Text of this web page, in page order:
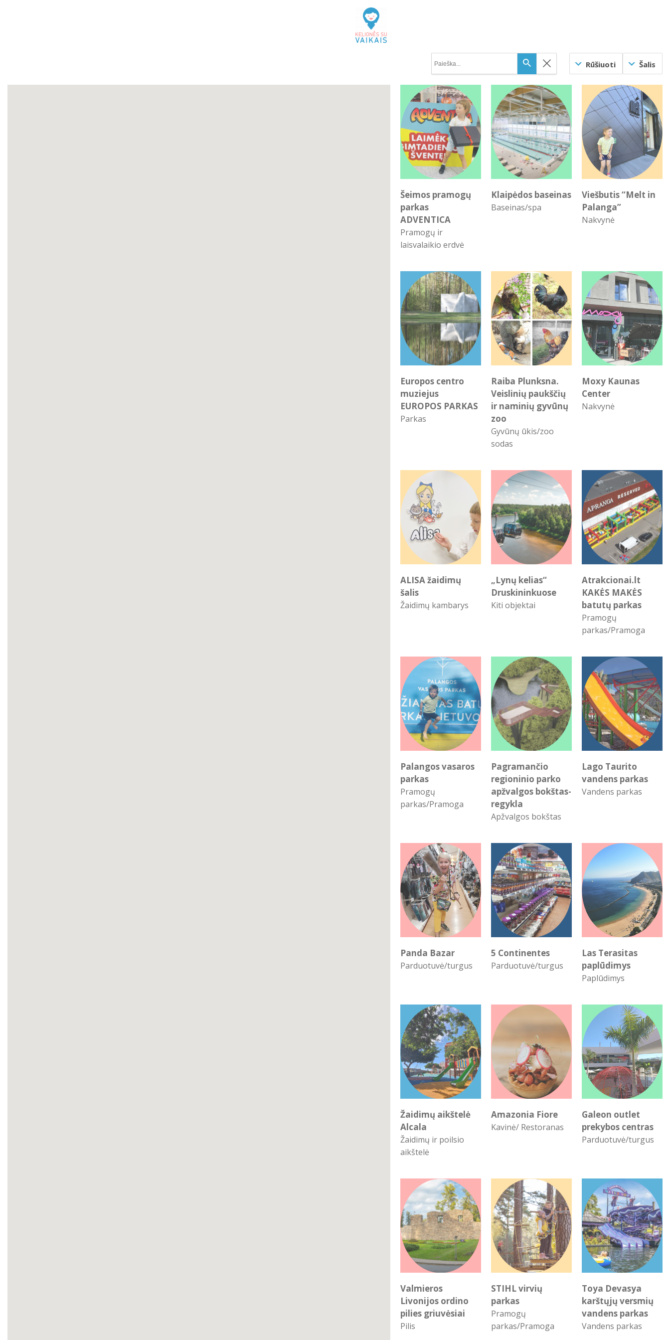
Rūšiuoti Šalis
Šeimos pramogų
parkas
ADVENTICA
Pramogų ir
laisvalaikio erdvė
Klaipėdos baseinas
Baseinas/spa
Viešbutis “Melt in
Palanga”
Nakvynė
Europos centro
muziejus
EUROPOS PARKAS
Parkas
Raiba Plunksna.
Veislinių paukščių
ir naminių gyvūnų
zoo
Gyvūnų ūkis/zoo
sodas
Moxy Kaunas
Center
Nakvynė
ALISA žaidimų
šalis
Žaidimų kambarys
„Lynų kelias“
Druskininkuose
Kiti objektai
Atrakcionai.lt
KAKĖS MAKĖS
batutų parkas
Pramogų
parkas/Pramoga
Palangos vasaros
parkas
Pramogų
parkas/Pramoga
Pagramančio
regioninio parko
apžvalgos bokštas-
regykla
Apžvalgos bokštas
Lago Taurito
vandens parkas
Vandens parkas
Panda Bazar
Parduotuvė/turgus
5 Continentes
Parduotuvė/turgus
Las Terasitas
paplūdimys
Paplūdimys
Žaidimų aikštelė
Alcala
Žaidimų ir poilsio
aikštelė
Amazonia Fiore
Kavinė/ Restoranas
Galeon outlet
prekybos centras
Parduotuvė/turgus
Valmieros
Livonijos ordino
pilies griuvėsiai
Pilis
STIHL virvių
parkas
Pramogų
parkas/Pramoga
Toya Devasya
karštųjų versmių
vandens parkas
Vandens parkas